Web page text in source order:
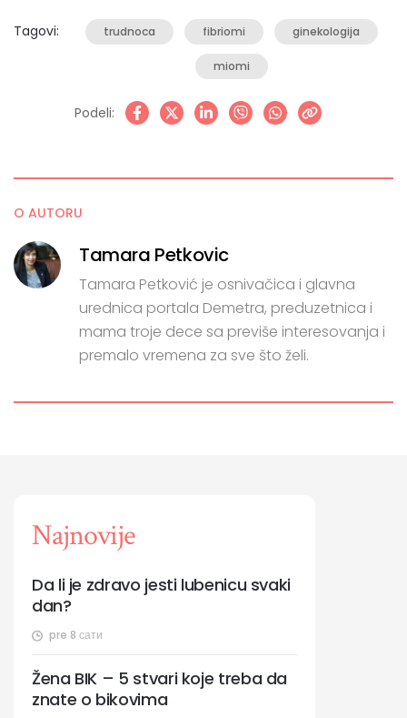
Tagovi: trudnoca fibriomi ginekologija
miomi
Podeli:
O AUTORU
Tamara Petkovic
Tamara Petković je osnivačica i glavna
urednica portala Demetra, preduzetnica i
mama troje dece sa previše interesovanja i
premalo vremena za sve što želi.
Najnovije
pre 8 сати
Da li je zdravo jesti lubenicu svaki
dan?
Žena BIK – 5 stvari koje treba da
znate o bikovima